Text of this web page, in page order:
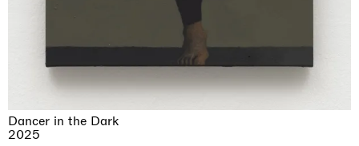
Dancer in the Dark
2025